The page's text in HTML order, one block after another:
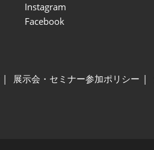
Instagram
Facebook
展示会・セミナー参加ポリシー